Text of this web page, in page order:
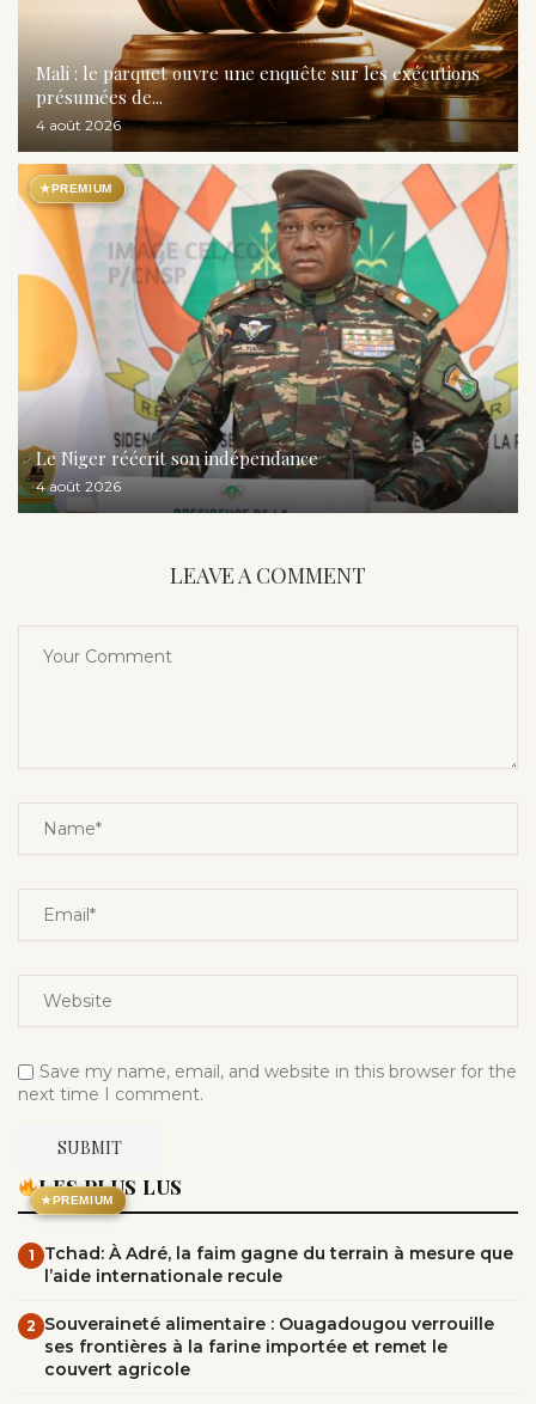
Mali : le parquet ouvre une enquête sur les exécutions
présumées de...
4 août 2026
★PREMIUM
Le Niger réécrit son indépendance
4 août 2026
LEAVE A COMMENT
Save my name, email, and website in this browser for the
next time I comment.
★ PREMIUM
LES PLUS LUS
1
Tchad: À Adré, la faim gagne du terrain à mesure que
l’aide internationale recule
2 Souveraineté alimentaire : Ouagadougou verrouille
ses frontières à la farine importée et remet le
couvert agricole